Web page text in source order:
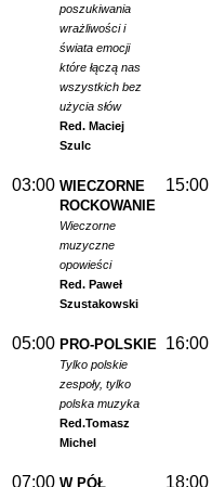
poszukiwania
wrażliwości i
świata emocji
które łączą nas
wszystkich bez
użycia słów
Red. Maciej
Szulc
03:00 WIECZORNE
ROCKOWANIE
Wieczorne
muzyczne
opowieści
Red. Paweł
Szustakowski
15:00
05:00 PRO-POLSKIE
Tylko polskie
zespoły, tylko
polska muzyka
Red.Tomasz
Michel
16:00
07:00 W PÓŁ
18:00